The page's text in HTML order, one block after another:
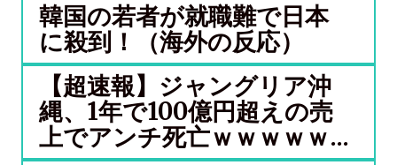
韓国の若者が就職難で日本
に殺到！（海外の反応）
【超速報】ジャングリア沖
縄、1年で100億円超えの売
上でアンチ死亡ｗｗｗｗｗ...